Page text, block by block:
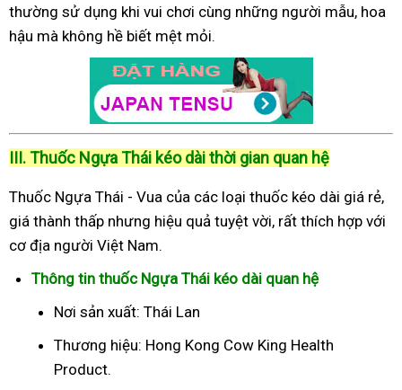
thường sử dụng khi vui chơi cùng những người mẫu, hoa
hậu mà không hề biết mệt mỏi.
III. Thuốc Ngựa Thái kéo dài thời gian quan hệ
Thuốc Ngựa Thái - Vua của các loại thuốc kéo dài giá rẻ,
giá thành thấp nhưng hiệu quả tuyệt vời, rất thích hợp với
cơ địa người Việt Nam.
Thông tin thuốc Ngựa Thái kéo dài quan hệ
Nơi sản xuất: Thái Lan
Thương hiệu: Hong Kong Cow King Health
Product.